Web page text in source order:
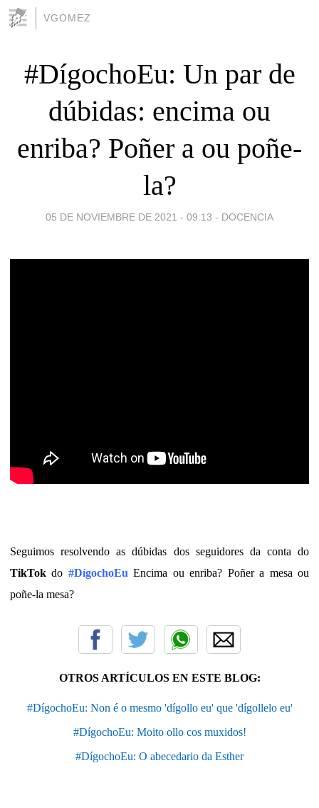
VGOMEZ
#DígochoEu: Un par de
dúbidas: encima ou
enriba? Poñer a ou poñe-
la?
05 DE NOVIEMBRE DE 2021 - 09:13 - DOCENCIA
Seguimos resolvendo as dúbidas dos seguidores da conta do
TikTok do #DígochoEu Encima ou enriba? Poñer a mesa ou
poñe-la mesa?
OTROS ARTÍCULOS EN ESTE BLOG:
#DígochoEu: Non é o mesmo 'dígollo eu' que 'dígollelo eu'
#DígochoEu: Moito ollo cos muxidos!
#DígochoEu: O abecedario da Esther